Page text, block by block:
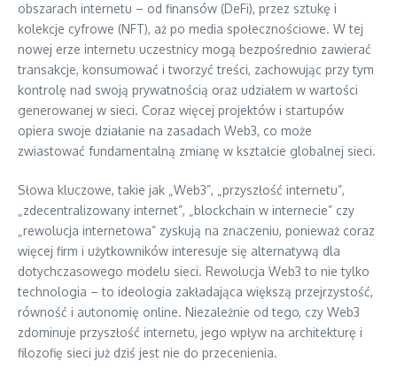
obszarach internetu – od finansów (DeFi), przez sztukę i
kolekcje cyfrowe (NFT), aż po media społecznościowe. W tej
nowej erze internetu uczestnicy mogą bezpośrednio zawierać
transakcje, konsumować i tworzyć treści, zachowując przy tym
kontrolę nad swoją prywatnością oraz udziałem w wartości
generowanej w sieci. Coraz więcej projektów i startupów
opiera swoje działanie na zasadach Web3, co może
zwiastować fundamentalną zmianę w kształcie globalnej sieci.
Słowa kluczowe, takie jak „Web3”, „przyszłość internetu”,
„zdecentralizowany internet”, „blockchain w internecie” czy
„rewolucja internetowa” zyskują na znaczeniu, ponieważ coraz
więcej firm i użytkowników interesuje się alternatywą dla
dotychczasowego modelu sieci. Rewolucja Web3 to nie tylko
technologia – to ideologia zakładająca większą przejrzystość,
równość i autonomię online. Niezależnie od tego, czy Web3
zdominuje przyszłość internetu, jego wpływ na architekturę i
filozofię sieci już dziś jest nie do przecenienia.